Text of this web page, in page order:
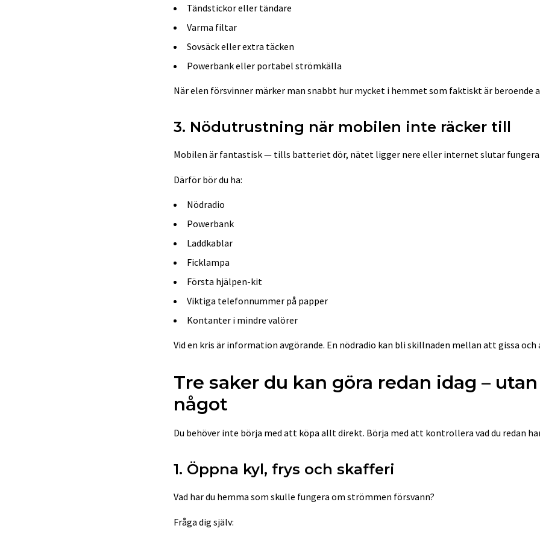
Tändstickor eller tändare
Varma filtar
Sovsäck eller extra täcken
Powerbank eller portabel strömkälla
När elen försvinner märker man snabbt hur mycket i hemmet som faktiskt är beroende
3. Nödutrustning när mobilen inte räcker till
Mobilen är fantastisk — tills batteriet dör, nätet ligger nere eller internet slutar fungera.
Därför bör du ha:
Nödradio
Powerbank
Laddkablar
Ficklampa
Första hjälpen-kit
Viktiga telefonnummer på papper
Kontanter i mindre valörer
Vid en kris är information avgörande. En nödradio kan bli skillnaden mellan att gissa och
Tre saker du kan göra redan idag –
något
Du behöver inte börja med att köpa allt direkt. Börja med att kontrollera vad du redan
1. Öppna kyl, frys och skafferi
Vad har du hemma som skulle fungera om strömmen försvann?
Fråga dig själv: